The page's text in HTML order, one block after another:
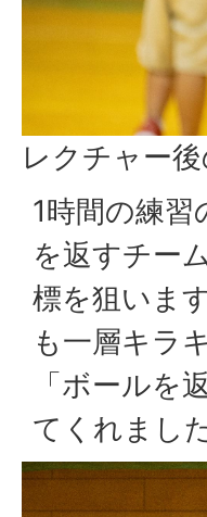
レクチャー
1時間の練
を返すチー
標を狙いま
も一層キラ
「ボールを
てくれました